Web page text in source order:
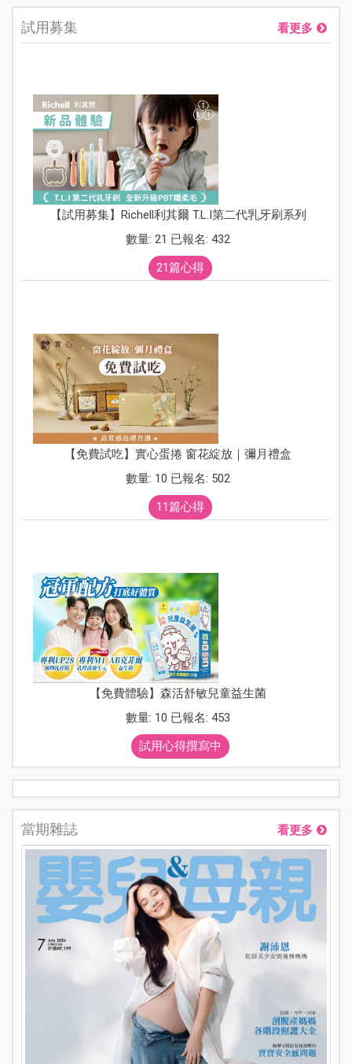
試用募集 看更多
【試用募集】Richell利其爾 T.L.I第二代乳牙刷系列
數量: 21 已報名: 432
21篇心得
【免費試吃】實心蛋捲 窗花綻放｜彌月禮盒
數量: 10 已報名: 502
11篇心得
【免費體驗】森活舒敏兒童益生菌
數量: 10 已報名: 453
試用心得撰寫中
當期雜誌 看更多